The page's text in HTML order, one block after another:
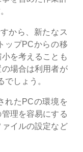
から、新たなス
ップPCからの移
を考えることも
場合は利用者が
しょう。
れたPCの環境を
理を容易にする
イルの設定など